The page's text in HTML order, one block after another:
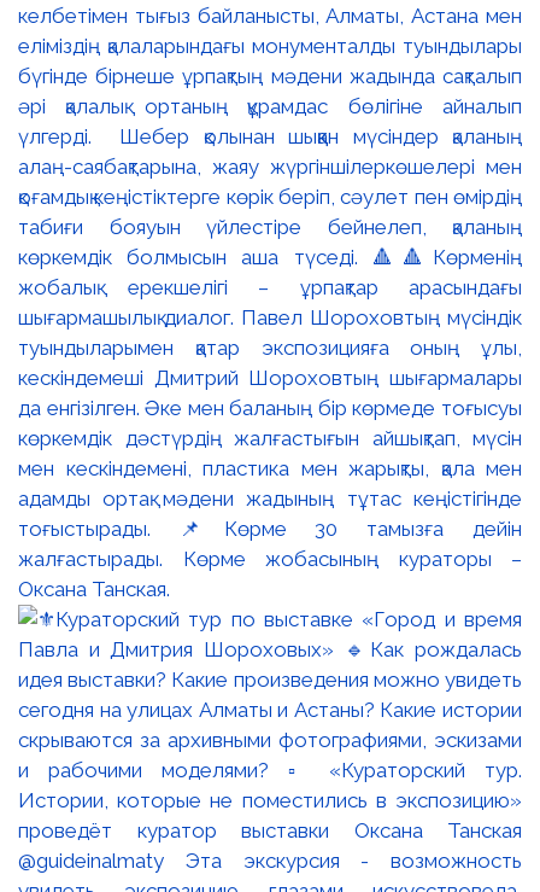
келбетімен тығыз байланысты, Алматы, Астана мен
еліміздің қалаларындағы монументалды туындылары
бүгінде бірнеше ұрпақтың мәдени жадында сақталып
әрі қалалық ортаның құрамдас бөлігіне айналып
үлгерді. Шебер қолынан шыққан мүсіндер қаланың
алаң-саябақтарына, жаяу жүргіншілеркөшелері мен
қоғамдық кеңістіктерге көрік беріп, сәулет пен өмірдің
табиғи бояуын үйлестіре бейнелеп, қаланың
көркемдік болмысын аша түседі. 🔺🔺Көрменің
жобалық ерекшелігі – ұрпақтар арасындағы
шығармашылық диалог. Павел Шороховтың мүсіндік
туындыларымен қатар экспозицияға оның ұлы,
кескіндемеші Дмитрий Шороховтың шығармалары
да енгізілген. Әке мен баланың бір көрмеде тоғысуы
көркемдік дәстүрдің жалғастығын айшықтап, мүсін
мен кескіндемені, пластика мен жарықты, қала мен
адамды ортақ мәдени жадының тұтас кеңістігінде
тоғыстырады. 📌Көрме 30 тамызға дейін
жалғастырады. Көрме жобасының кураторы –
Оксана Танская.